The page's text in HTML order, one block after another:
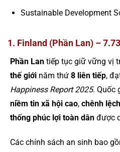
Sustainable Development
1. Finland (Phần Lan) –
Phần Lan tiếp tục giữ vững vị
thế giới năm thứ 8 liên tiếp,
Happiness Report 2025. Quốc
niềm tin xã hội cao, chênh
thống phúc lợi toàn dân được
Các chính sách an sinh bao